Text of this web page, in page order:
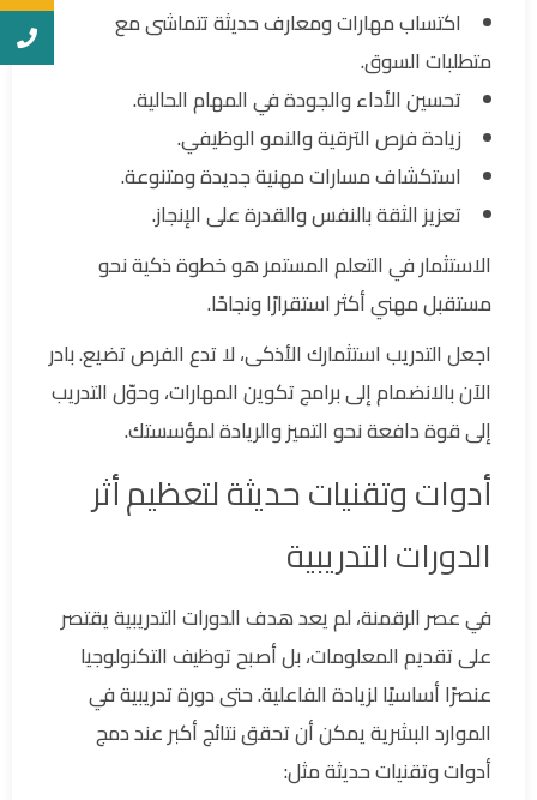
اكتساب مهارات ومعارف حديثة تتماشى مع
متطلبات السوق.
تحسين الأداء والجودة في المهام الحالية.
زيادة فرص الترقية والنمو الوظيفي.
استكشاف مسارات مهنية جديدة ومتنوعة.
تعزيز الثقة بالنفس والقدرة على الإنجاز.
الاستثمار في التعلم المستمر هو خطوة ذكية نحو
مستقبل مهني أكثر استقرارًا ونجاحًا.
اجعل التدريب استثمارك الأذكى، لا تدع الفرص تضيع. بادر
الآن بالانضمام إلى برامج تكوين المهارات، وحوّل التدريب
إلى قوة دافعة نحو التميز والريادة لمؤسستك.
أدوات وتقنيات حديثة لتعظيم أثر
الدورات التدريبية
في عصر الرقمنة، لم يعد هدف الدورات التدريبية يقتصر
على تقديم المعلومات، بل أصبح توظيف التكنولوجيا
عنصرًا أساسيًا لزيادة الفاعلية. حتى دورة تدريبية في
الموارد البشرية يمكن أن تحقق نتائج أكبر عند دمج
أدوات وتقنيات حديثة مثل: